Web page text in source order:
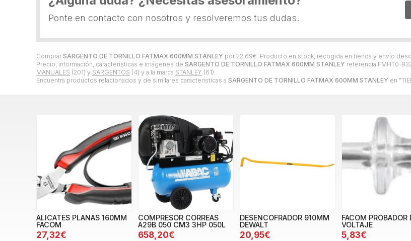
Comprar SARGENTO DE TORNILLO FATMAX 600MM STANLEY por 22,69€. Producto en stock, recogida en tienda y envío
Precio, información, características e imágenes de SARGENTO DE TORNILLO FATMAX 600MM STANLEY referencia FMHT0-
MANUALES (201) y SARGENTOS (4) y a la marca STANLEY (61).
Encuentra productos relacionados y de similares características a SARGENTO DE TORNILLO FATMAX 600MM STANLEY en
Ponte en contacto con nosotros y resolveremos tus dudas.
ALICATES PLANAS 160MM
FACOM
27,32€
COMPRESOR CORREAS
A29B 050 CM3 3HP 050L
658,20€
DESENCOFRADOR 910MM
DEWALT
20,95€
FACOM PROBADOR
VOLTAJE
5,83€